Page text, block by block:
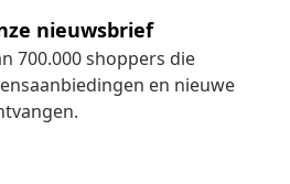
nieuwsbrief
700.000 shoppers die
en nieuwe